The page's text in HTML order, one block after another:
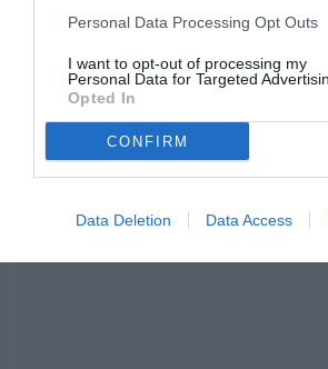
Personal Data Processing Opt Outs
I want to opt-out of processing my
Personal Data for Targeted
Opted In
CONFIRM
Data Deletion Data Access
Ed esce anche Mosti, al suo
minuti di recupero partiranno
momento.
Ultimi cambi per la Juve
entra Baldi.